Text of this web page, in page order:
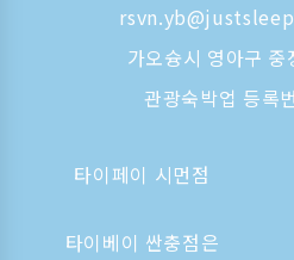
가오슝시 영아구
관광숙박업 등록
타이페이 시먼점
타이베이 싼충점은